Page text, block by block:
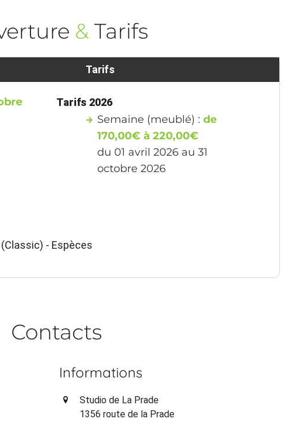
& Tarifs
Tarifs
Tarifs 2026
Semaine (meublé) :de
170,00€ à 220,00€
du 01 avril 2026 au 31
octobre 2026
- Espèces
Contacts
Informations
Studio de La Prade
1356 route de la Prade